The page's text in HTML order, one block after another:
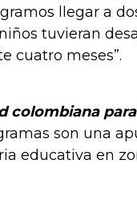
llegar a
tuvieran
cuatro meses”.
colombiana
son una
educativa en